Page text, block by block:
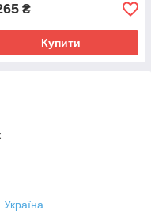
₴
Купити
Україна